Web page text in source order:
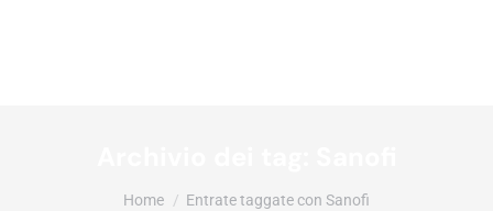
Tu sei qui:
Home Entrate taggate con Sanofi